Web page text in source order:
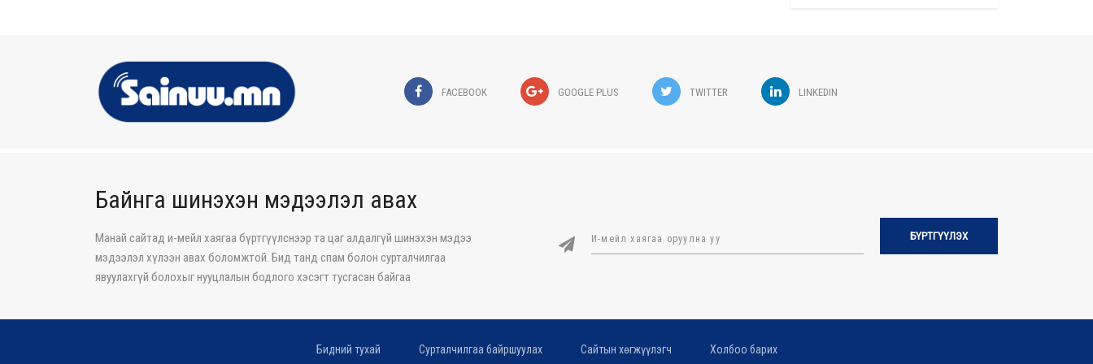
FACEBOOK GOOGLE PLUS TWITTER LINKEDIN
Байнга шинэхэн мэдээлэл авах
Манай сайтад и-мейл хаягаа бүртгүүлснээр та цаг алдалгүй шинэхэн мэдээ
мэдээлэл хүлээн авах боломжтой. Бид танд спам болон сурталчилгаа
явуулахгүй болохыг нууцлалын бодлого хэсэгт тусгасан байгаа
БҮРТГҮҮЛЭХ
Бидний тухай Сурталчилгаа байршуулах Сайтын хөгжүүлэгч Холбоо барих